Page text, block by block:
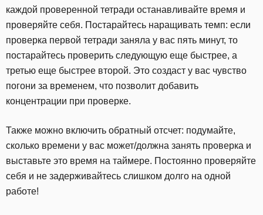
каждой проверенной тетради останавливайте время и
проверяйте себя. Постарайтесь наращивать темп: если
проверка первой тетради заняла у вас пять минут, то
постарайтесь проверить следующую еще быстрее, а
третью еще быстрее второй. Это создаст у вас чувство
погони за временем, что позволит добавить
концентрации при проверке.
Также можно включить обратный отсчет: подумайте,
сколько времени у вас может/должна занять проверка и
выставьте это время на таймере. Постоянно проверяйте
себя и не задерживайтесь слишком долго на одной
работе!